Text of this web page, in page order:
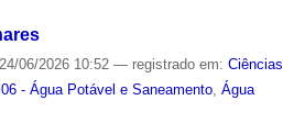
24/06/2026 10:52— registrado em:
- Água Potável e Saneamento,Água